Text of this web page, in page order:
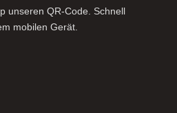
unseren QR-Code. Schnell
mobilen Gerät.